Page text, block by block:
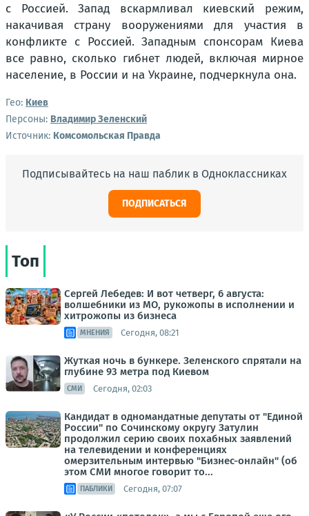
с Россией. Запад вскармливал киевский режим,
накачивая страну вооружениями для участия в
конфликте с Россией. Западным спонсорам Киева
все равно, сколько гибнет людей, включая мирное
население, в России и на Украине, подчеркнула она.
Гео: Киев
Персоны: Владимир Зеленский
Источник: Комсомольская Правда
Подписывайтесь на наш паблик в Одноклассниках
ПОДПИСАТЬСЯ
Топ
Сергей Лебедев: И вот четверг, 6 августа:
волшебники из МО, рукожопы в исполнении и
хитрожопы из бизнеса
МНЕНИЯ Сегодня, 08:21
Жуткая ночь в бункере. Зеленского спрятали на
глубине 93 метра под Киевом
СМИ Сегодня, 02:03
Кандидат в одномандатные депутаты от "Единой
России" по Сочинскому округу Затулин
продолжил серию своих похабных заявлений
на телевидении и конференциях
омерзительным интервью "Бизнес-онлайн" (об
этом СМИ многое говорит то...
ПАБЛИКИ Сегодня, 07:07